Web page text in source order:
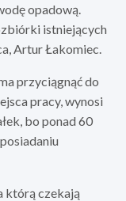
opadową.
istniejących
Artur Łakomiec.
przyciągnąć do
pracy, wynosi
bo ponad 60
którą czekają